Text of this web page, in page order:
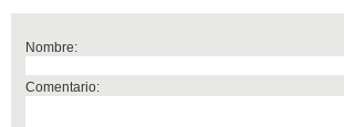
Nombre:
Comentario: